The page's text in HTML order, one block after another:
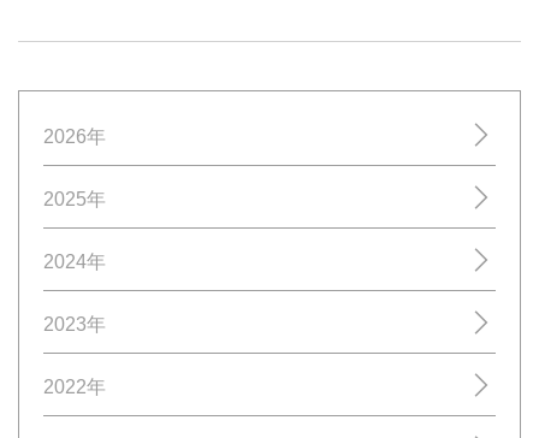
2026年
2025年
2024年
2023年
2022年